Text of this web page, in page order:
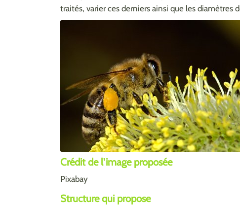
traités, varier ces derniers ainsi que les diamètres
Crédit de l'image proposée
Pixabay
Structure qui propose